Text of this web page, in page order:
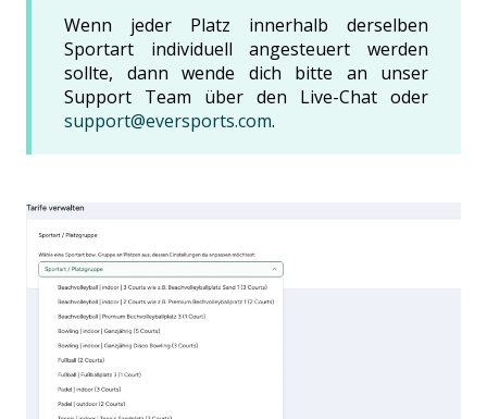
Wenn jeder Platz innerhalb derselben
Sportart individuell angesteuert werden
sollte, dann wende dich bitte an unser
Support Team über den Live-Chat oder
support@eversports.com.